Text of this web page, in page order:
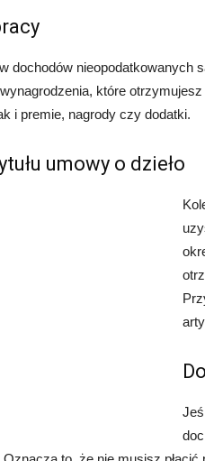
dochodów nieopodatkowanych
wynagrodzenia, które
i premie, nagrody czy dodatki.
umowy o dzieło